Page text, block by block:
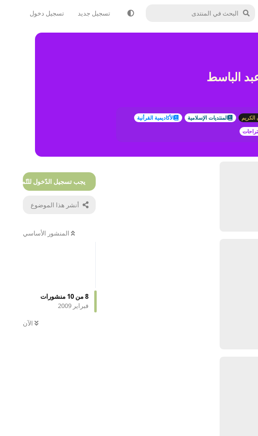
تسجيل جديد تسجيل دخول
الباسط
الكريم المنتديات الإسلامية
الأكاديمية القرأنية
يجب تسجيل الدّخول للتّمكّن من
أنشر هذا الموضوع
المنشور الأساسي
8من 10 منشورات
فبراير 2009
الآن